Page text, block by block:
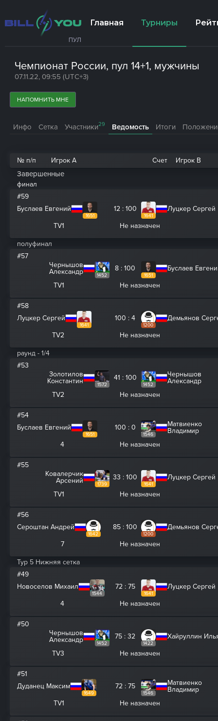
ПУЛ
Главная Турниры
Чемпионат России, пул 14+1, мужчины
07.11.22, 09:55 (UTC+3)
НАПОМНИТЬ МНЕ
Инфо Сетка Участники29 Ведомость Итоги
№ п/п Игрок A Счет Игрок B
Завершенные
финал
#59
Буслаев Евгений
1651
12 : 100
1641
Луцкер Сергей
TV1 Не назначен
полуфинал
#57
Чернышов
Александр
1452
8 : 100
1651
Буслаев
TV1 Не назначен
#58
Луцкер Сергей
1641
100 : 4
1200
Демьянов
TV2 Не назначен
раунд - 1/4
#53
Золотилов
Константин
1572
41 : 100
1452
Чернышов
Александр
TV2
Не назначен
#54
Буслаев Евгений
1651
100 : 0
1546
Матвиенко
Владимир
4
Не назначен
#55
Ковалерчик
Арсений
1739
33 : 100
1641
Луцкер Сергей
TV1 Не назначен
#56
Сероштан Андрей
1642
85 : 100
1200
Демьянов
7 Не назначен
Тур 5 Нижняя сетка
#49
Новоселов Михаил
1544
72 : 75
1641
Луцкер Сергей
4 Не назначен
#50
Чернышов
Александр
1452
75 : 32
1422
Хайруллин
TV3 Не назначен
#51
Дуданец Максим
1649
72 : 75
1546
Матвиенко
Владимир
TV1
Не назначен